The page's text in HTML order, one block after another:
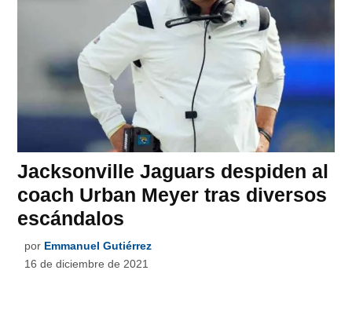
Jacksonville Jaguars despiden al
coach Urban Meyer tras diversos
escándalos
por Emmanuel Gutiérrez
16 de diciembre de 2021